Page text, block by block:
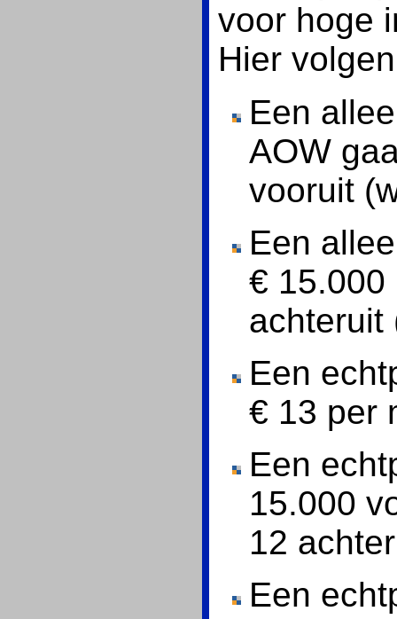
voor hoge
Hier
Een
AOW
vooruit
Een
€ 15.000
achteruit
Een
€ 13 per
Een
15.000
12
Een